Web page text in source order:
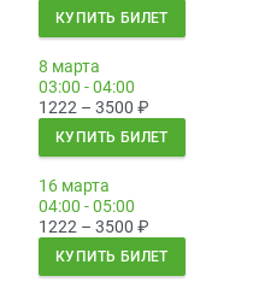
КУПИТЬ БИЛЕТ
8 марта
03:00 - 04:00
1222 – 3500 ₽
КУПИТЬ БИЛЕТ
16 марта
04:00 - 05:00
1222 – 3500 ₽
КУПИТЬ БИЛЕТ